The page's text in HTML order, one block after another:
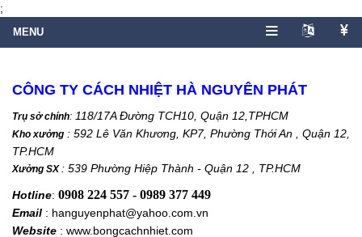
;
CÔNG TY CÁCH NHIỆT HÀ NGUYÊN PHÁT
Trụ sở chính: 118/17A Đường TCH10, Quận 12,TPHCM
Kho xưởng : 592 Lê Văn Khương, KP7, Phường Thới An , Quận 12,
TP.HCM
Xưởng SX : 539 Phường Hiệp Thành - Quận 12 , TP.HCM
Hotline: 0908 224 557 - 0989 377 449
Email : hanguyenphat@yahoo.com.vn
Website : www.bongcachnhiet.com